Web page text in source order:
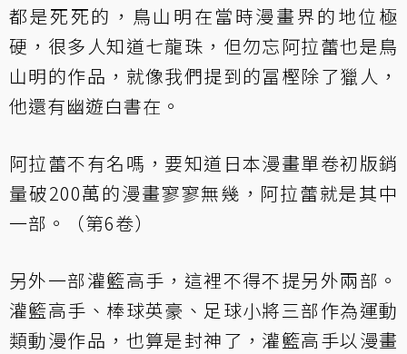
都是死死的，鳥山明在當時漫畫界的地位極
硬，很多人知道七龍珠，但勿忘阿拉蕾也是鳥
山明的作品，就像我們提到的冨樫除了獵人，
他還有幽遊白書在。
阿拉蕾不有名嗎，要知道日本漫畫單卷初版銷
量破200萬的漫畫寥寥無幾，阿拉蕾就是其中
一部。（第6卷）
另外一部灌籃高手，這裡不得不提另外兩部。
灌籃高手、棒球英豪、足球小將三部作為運動
類動漫作品，也算是封神了，灌籃高手以漫畫